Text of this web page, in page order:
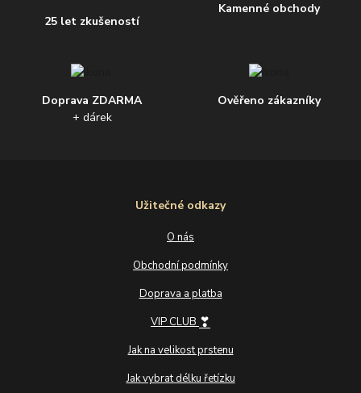
25 let zkušeností
Kamenné obchody
Doprava ZDARMA
+ dárek
Ověřeno zákazníky
Užitečné odkazy
O nás
Obchodní podmínky
Doprava a platba
VIP CLUB ❣
Jak na velikost prstenu
Jak vybrat délku řetízku